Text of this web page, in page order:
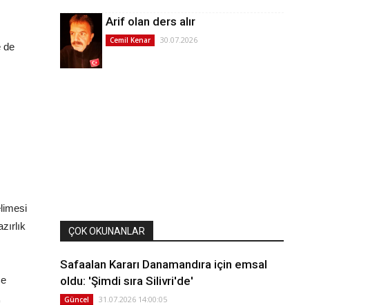
de
Arif olan ders alır
Cemil Kenar 30.07.2026
ÇOK OKUNANLAR
Safaalan Kararı Danamandıra için emsal
oldu: 'Şimdi sıra Silivri'de'
Güncel 31.07.2026 14:00:05